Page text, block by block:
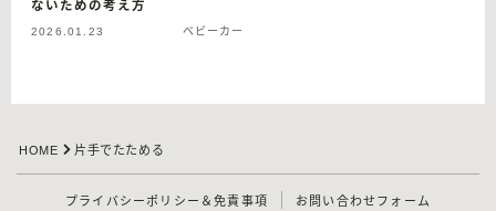
ないための考え方
2026.01.23 ベビーカー
HOME 片手でたためる
プライバシーポリシー＆免責事項 お問い合わせフォーム